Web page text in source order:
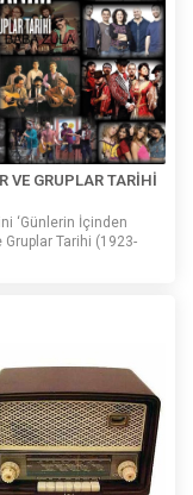
VE GRUPLAR TARİHİ
‘Günlerin İçinden
Gruplar Tarihi (1923-